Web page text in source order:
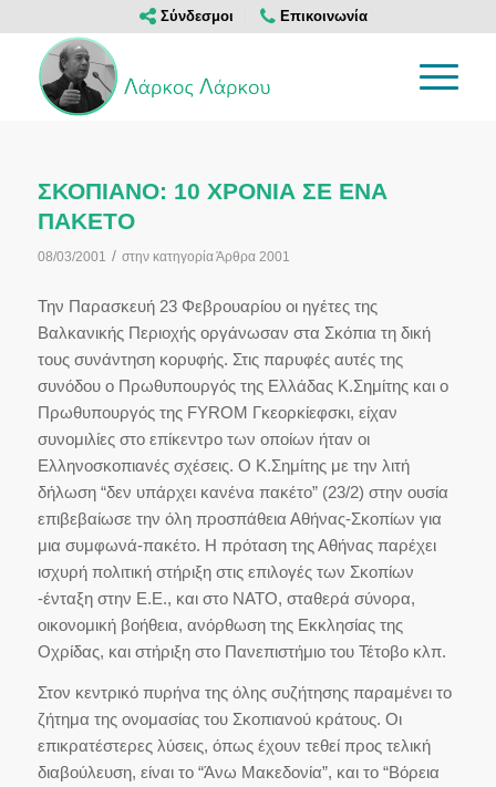
Σύνδεσμοι Επικοινωνία
ΣΚΟΠΙΑΝΟ: 10 XΡΟΝΙΑ ΣΕ ΕΝΑ
ΠΑΚΕΤΟ
08/03/2001 / στην κατηγορίαΆρθρα 2001
Την Παρασκευή 23 Φεβρουαρίου οι ηγέτες της
Βαλκανικής Περιοχής οργάνωσαν στα Σκόπια τη δική
τους συνάντηση κορυφής. Στις παρυφές αυτές της
συνόδου ο Πρωθυπουργός της Ελλάδας Κ.Σημίτης και ο
Πρωθυπουργός της FYROM Γκεορκίεφσκι, είχαν
συνομιλίες στο επίκεντρο των οποίων ήταν οι
Ελληνοσκοπιανές σχέσεις. Ο Κ.Σημίτης με την λιτή
δήλωση “δεν υπάρχει κανένα πακέτο”(23/2) στην ουσία
επιβεβαίωσε την όλη προσπάθεια Αθήνας-Σκοπίων για
μια συμφωνά-πακέτο. Η πρόταση της Αθήνας παρέχει
ισχυρή πολιτική στήριξη στις επιλογές των Σκοπίων
-ένταξη στην Ε.Ε., και στο ΝΑΤΟ, σταθερά σύνορα,
οικονομική βοήθεια, ανόρθωση της Εκκλησίας της
Οχρίδας, και στήριξη στο Πανεπιστήμιο του Τέτοβο κλπ.
Στον κεντρικό πυρήνα της όλης συζήτησης παραμένει το
ζήτημα της ονομασίας του Σκοπιανού κράτους. Οι
επικρατέστερες λύσεις, όπως έχουν τεθεί προς τελική
διαβούλευση, είναι το “Άνω Μακεδονία”, και το “Βόρεια